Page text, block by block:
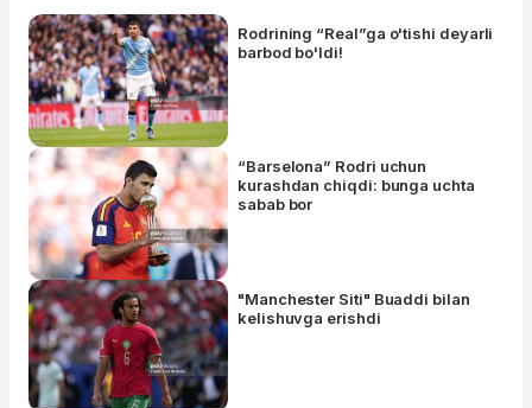
Rodrining “Real”ga o'tishi deyarli
barbod bo'ldi!
“Barselona” Rodri uchun
kurashdan chiqdi: bunga uchta
sabab bor
"Manchester Siti" Buaddi bilan
kelishuvga erishdi